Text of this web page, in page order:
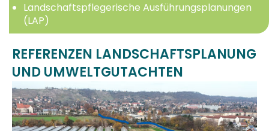
Landschaftspflegerische Ausführungsplanungen
(LAP)
REFERENZEN LANDSCHAFTSPLANUNG
UND UMWELTGUTACHTEN